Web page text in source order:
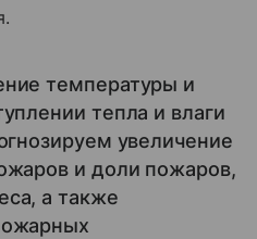
температуры и
тепла и влаги
увеличение
и доли пожаров,
а также